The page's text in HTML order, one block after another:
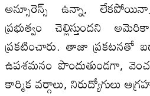
అన్సూరెన్స్‌ ఉన్నా,
ప్రభుత్వం చెల్లిస్తుందని
ప్రకటించారు. తాజా ప్రకటనతో
ఉపశమనం పొందుతుండగా,
కార్మిక వర్గాలు, నిరుద్యోగులు